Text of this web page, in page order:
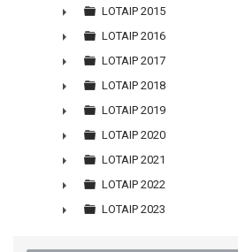
►
LOTAIP 2015
►
LOTAIP 2016
►
LOTAIP 2017
►
LOTAIP 2018
►
LOTAIP 2019
►
LOTAIP 2020
►
LOTAIP 2021
►
LOTAIP 2022
LOTAIP 2023